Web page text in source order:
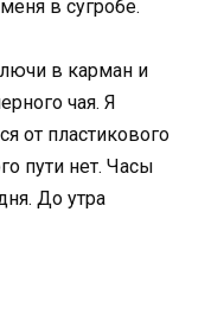
в сугробе.
в карман и
чая. Я
от пластикового
пути нет. Часы
До утра